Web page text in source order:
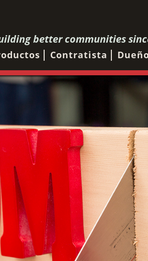
better communities
Contratista